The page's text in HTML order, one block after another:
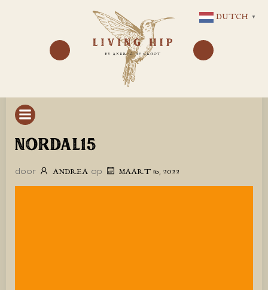
NAAR
DE
INHOUD
NORDAL15
door ANDREA op MAART 16, 2022
DUTCH ▼